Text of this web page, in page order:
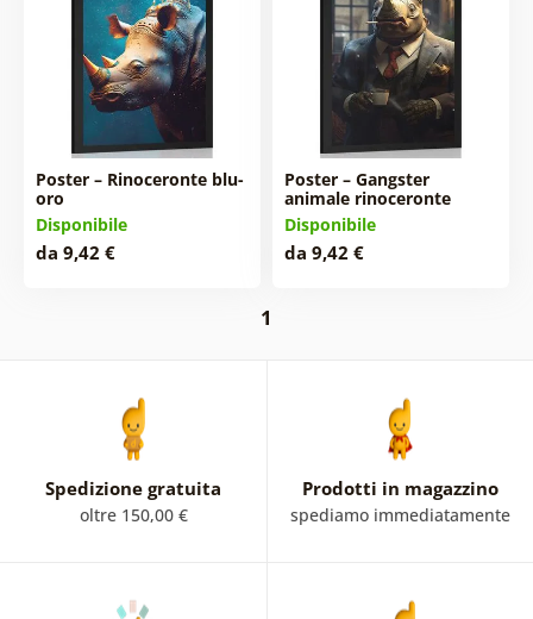
Poster – Rinoceronte blu-
oro
Disponibile
da 9,42 €
Poster – Gangster
animale rinoceronte
Disponibile
da 9,42 €
1
Spedizione gratuita
oltre 150,00 €
Prodotti in magazzino
spediamo immediatamente